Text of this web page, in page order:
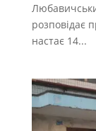
розповідає
настає 14...